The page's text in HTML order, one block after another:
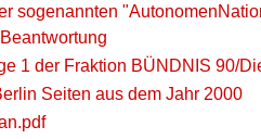
sogenannten
1 der Fraktion BÜNDNIS 90/
Seiten aus dem Jahr 2000